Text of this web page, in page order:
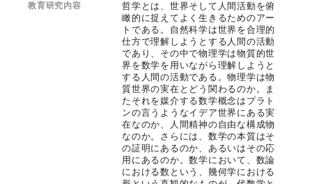
教育研究内容
哲学とは、世界そして人間活動を俯
瞰的に捉えてよく生きるためのアー
トである。自然科学は世界を合理的
仕方で理解しようとする人間の活動
であり、その中で物理学は物質的世
界を数学を用いながら理解しようと
する人間の活動である。物理学は物
質世界の実在とどう関わるのか。ま
たそれを媒介する数学概念はプラト
ンの言うようなイデア世界にある実
在なのか、人間精神の自由な構成物
なのか。さらには、数学の本質はそ
の証明にあるのか、あるいはその応
用にあるのか。数学において、数論
における数という、幾何学における